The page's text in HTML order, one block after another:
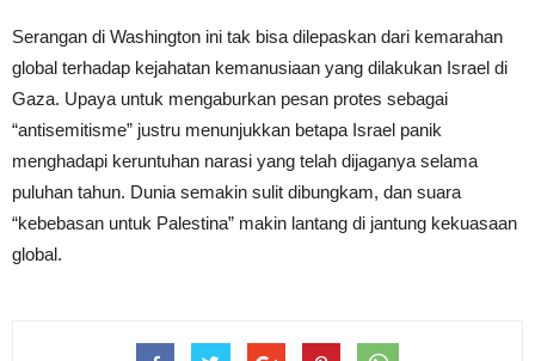
Serangan di Washington ini tak bisa dilepaskan dari kemarahan
global terhadap kejahatan kemanusiaan yang dilakukan Israel di
Gaza. Upaya untuk mengaburkan pesan protes sebagai
“antisemitisme” justru menunjukkan betapa Israel panik
menghadapi keruntuhan narasi yang telah dijaganya selama
puluhan tahun. Dunia semakin sulit dibungkam, dan suara
“kebebasan untuk Palestina” makin lantang di jantung kekuasaan
global.